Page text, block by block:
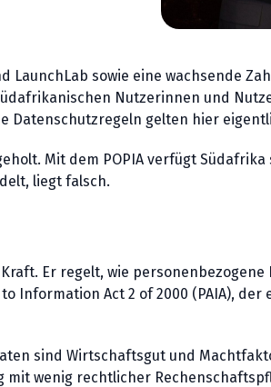
sowie eine wachsende
Nutzerinnen und
Datenschutzregeln gelten hier
Mit dem POPIA verfügt Südafrika
liegt falsch.
Er regelt, wie
Act 2 of 2000 (PAIA), der
sind Wirtschaftsgut und
wenig rechtlicher